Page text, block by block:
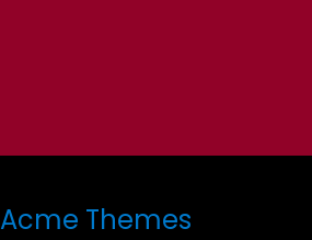
Acme Themes